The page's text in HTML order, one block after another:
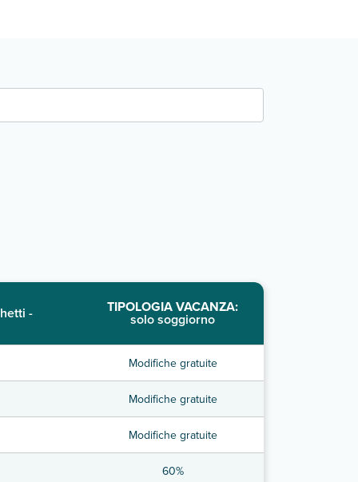
- TIPOLOGIA VACANZA:
solo soggiorno
Modifiche gratuite
Modifiche gratuite
Modifiche gratuite
60%